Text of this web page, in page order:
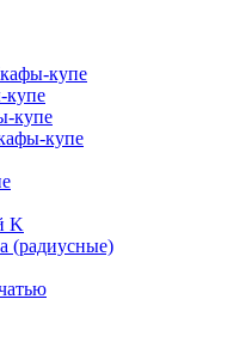
купе
купе
купе
купе
K
(радиусные)